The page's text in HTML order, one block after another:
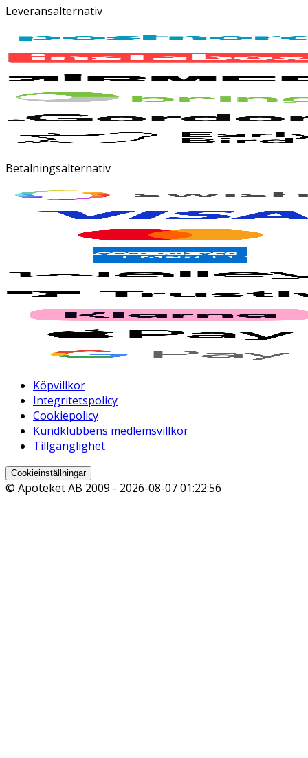
Leveransalternativ
Betalningsalternativ
Köpvillkor
Integritetspolicy
Cookiepolicy
Kundklubbens medlemsvillkor
Tillgänglighet
Cookieinställningar
© Apoteket AB 2009 - 2026-08-07 01:22:56